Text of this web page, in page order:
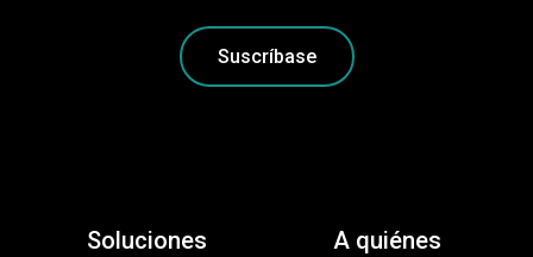
Suscríbase
Soluciones
A quiénes